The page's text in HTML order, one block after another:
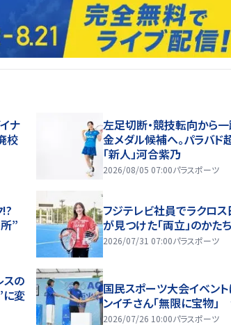
ナ
校
左足切断・競技転向から一
金メダル候補へ。パラバド
「新人」河合紫乃
2026/08/05 07:00パラスポーツ
”
フジテレビ社員でラクロ
が見つけた「両立」のかたち
2026/07/31 07:00パラスポーツ
スの
に変
国民スポーツ大会イベン
ンイチさん「無限に宝物
2026/07/26 10:00パラスポーツ